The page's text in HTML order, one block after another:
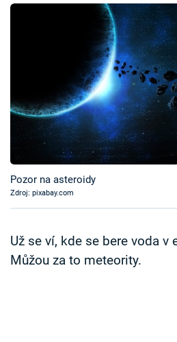
TV Program
Časopis
Sledujte prima+
Sledujte nás
Pozor na asteroidy
Zdroj: pixabay.com
Už se ví, kde se bere voda v
Můžou za to meteority.